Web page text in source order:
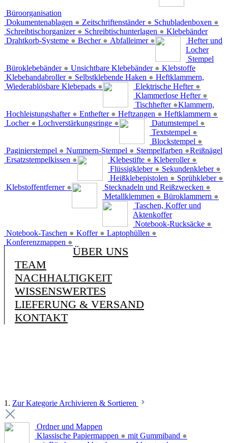
Büroorganisation
Dokumentenablagen ● Zeitschriftenständer ● Schubladenboxen ●
Schreibtischorganizer ● Schreibtischunterlagen ●
Drahtkorb-Systeme ● Becher ● Abfalleimer ●
Klebebänder
Büroklebebänder ● Unsichtbare Klebebänder ●
Klebebandabroller ● Selbstklebende Haken ●
Wiederablösbare Klebepads ●
Hefter und
Locher
Elektrische Hefter ●
Klammerlose Hefter ●
Tischhefter ●
Hochleistungshafter ● Enthefter ● Heftzangen ● Heftklammern ●
Locher ● Lochverstärkungsringe ●
Stempel
Datumstempel ●
Textstempel ●
Blockstempel ●
Paginierstempel ● Nummern-Stempel ● Stempelfarben ●
Ersatzstempelkissen ●
Klebstoffe
Klebestifte ● Kleberoller ●
Flüssigkleber ● Sekundenkleber ●
Heißklebepistolen ● Sprühkleber ●
Klebstoffentferner ●
Heftklammern,
Klammern,
Reißnägel
Stecknadeln und Reißzwecken ●
Metallklemmen ● Büroklammern ●
Taschen, Koffer und
Aktenkoffer
Notebook-Rucksäcke ●
Notebook-Taschen ● Koffer ● Laptophüllen ●
Konferenzmappen ●
ÜBER UNS
TEAM
NACHHALTIGKEIT
WISSENSWERTES
LIEFERUNG & VERSAND
KONTAKT
1. Zur Kategorie Archivieren & Sortieren
Ordner und Mappen
Klassische Papiermappen ● mit Gummiband ●